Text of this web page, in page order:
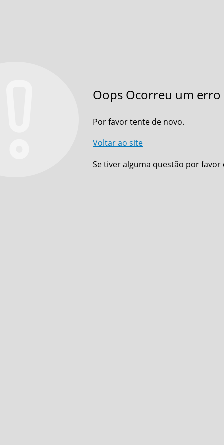
Oops Ocorreu um
Por favor tente de novo.
Voltar ao site
Se tiver alguma questão por favor